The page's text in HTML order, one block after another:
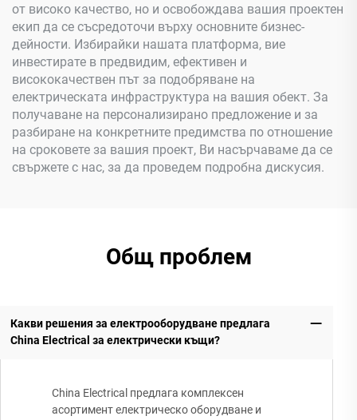
от високо качество, но и освобождава вашия проектен
екип да се съсредоточи върху основните бизнес-
дейности. Избирайки нашата платформа, вие
инвестирате в предвидим, ефективен и
висококачествен път за подобряване на
електрическата инфраструктура на вашия обект. За
получаване на персонализирано предложение и за
разбиране на конкретните предимства по отношение
на сроковете за вашия проект, Ви насърчаваме да се
свържете с нас, за да проведем подробна дискусия.
Общ проблем
Какви решения за електрооборудване предлага
China Electrical за електрически къщи?
China Electrical предлага комплексен
асортимент електрическо оборудване и